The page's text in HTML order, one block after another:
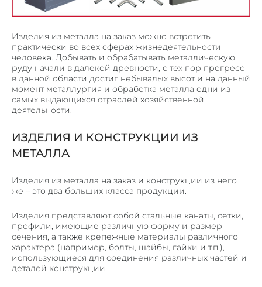
ПОРОШКОВАЯ ПОКРАСКА МЕТАЛЛА
ГИБКА ТРУБ
ПЕСКОСТРУЙНАЯ ОБРАБОТКА МЕТАЛЛА
ПРОДУКЦИЯ
ВЕНТИЛИРУЕМЫЕ ФАСАДЫ
КОРЗИНЫ КОНДИЦИОНЕРОВ
ОБЛИЦОВКА КОЛОНН
ОГРАЖДЕНИЯ
ВЕНТИЛЯЦИОННЫЕ РЕШЕТКИ
МЕТАЛЛИЧЕСКИЙ ПРОФИЛЬ П, Z – ОБРАЗНЫЙ
ОТКОСЫ И ОТЛИВЫ
КРОНШТЕЙНЫ
ЛИФТОВЫЕ ПОРТАЛЫ
Изделия из металла на заказ можно встретить
практически во всех сферах жизнедеятельности
человека. Добывать и обрабатывать металлическую
руду начали в далекой древности, с тех пор прогресс
в данной области достиг небывалых высот и на данный
момент металлургия и обработка металла одни из
самых выдающихся отраслей хозяйственной
деятельности.
ИЗДЕЛИЯ И КОНСТРУКЦИИ ИЗ
МЕТАЛЛА
Изделия из металла на заказ и конструкции из него
же – это два больших класса продукции.
Изделия представляют собой стальные канаты, сетки,
профили, имеющие различную форму и размер
сечения, а также крепежные материалы различного
характера (например, болты, шайбы, гайки и т.п.),
использующиеся для соединения различных частей и
деталей конструкции.